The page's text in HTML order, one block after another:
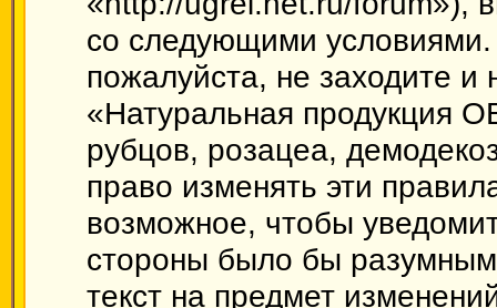
со следующими
пожалуйста, не заходите
«Натуральная продукция
рубцов, розацеа,
право изменять эти
возможное, чтобы
стороны было бы разумным
текст на предмет